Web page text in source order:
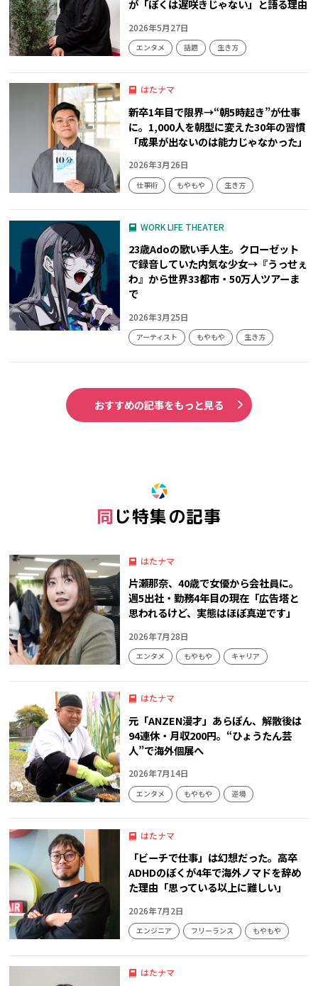
が「ぼくは遅咲きじゃない」と語る理由
2026年5月27日
エンタメ 話題 生き方
はたナマ
新卒1年目で限界→“朝5時起き”が仕事
に。1,000人を朝型に変えた30年の習慣
「成果が出ないのは能力じゃなかった」
2026年3月26日
仕事術 もやもや 生き方
WORK LIFE THEATER
23歳Adoの歌い手人生。クローゼット
で録音していた内気な少女→『うっせぇ
わ』から世界33都市・50万人ツアーま
で
2026年3月25日
アーティスト もやもや 生き方
おすすめの記事をもっと見る
同じ特集の記事
はたナマ
片瀬那奈、40歳で女優から会社員に。
週5出社・勤務4年目の現在「広告塔と
思われるけど、実態はほぼ真逆です」
2026年7月28日
エンタメ もやもや キャリア
はたナマ
元「ANZEN漫才」あらぽん、解散後は
94連休・月収200円。“ひょうたん芸
人”で海外個展へ
2026年7月14日
エンタメ もやもや 逆境
はたナマ
「ビーチで仕事」は幻想だった。高卒
ADHDのぼくが4年で海外ノマドを辞め
た理由「思っている以上に難しい」
2026年7月2日
エンジニア フリーランス もやもや
はたナマ